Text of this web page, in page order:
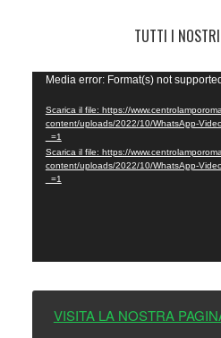
TUTTI I
Video
Player
Media error: Format(s) not
Scarica il file: https://
content/uploads/2022/10/WhatsApp-
_=1
Scarica il file: https://
content/uploads/2022/10/WhatsApp-
_=1
VISITA LA NOSTRA